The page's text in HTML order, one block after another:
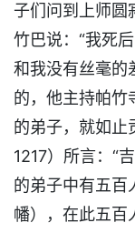
子们问到上师圆
竹巴说：“我死
和我没有丝毫的
的，他主持帕竹
的弟子，就如止
1217）所言：“
的弟子中有五百
幡），在此五百